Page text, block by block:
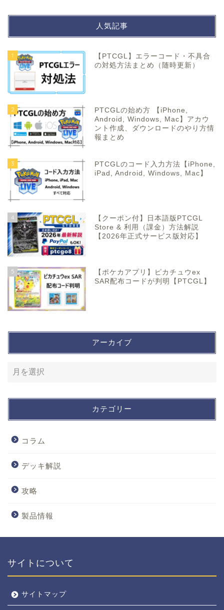
人気記事
1
【PTCGL】エラーコード・不具合
の対処方法まとめ（随時更新）
2
PTCGLの始め方 【iPhone,
Android, Windows, Mac】アカウ
ント作成、ダウンロードのやり方情
報まとめ
3
PTCGLのコード入力方法【iPhone,
iPad, Android, Windows, Mac】
4
【クーポン付】日本語版PTCGL
Store & 利用（課金）方法解説
【2026年正式サービス版対応】
5
【ポケカアプリ】ピカチュウex
SAR配布コードが判明【PTCGL】
アーカイブ
カテゴリー
コラム
デッキ解説
攻略
製品情報
サイトについて
サイトマップ